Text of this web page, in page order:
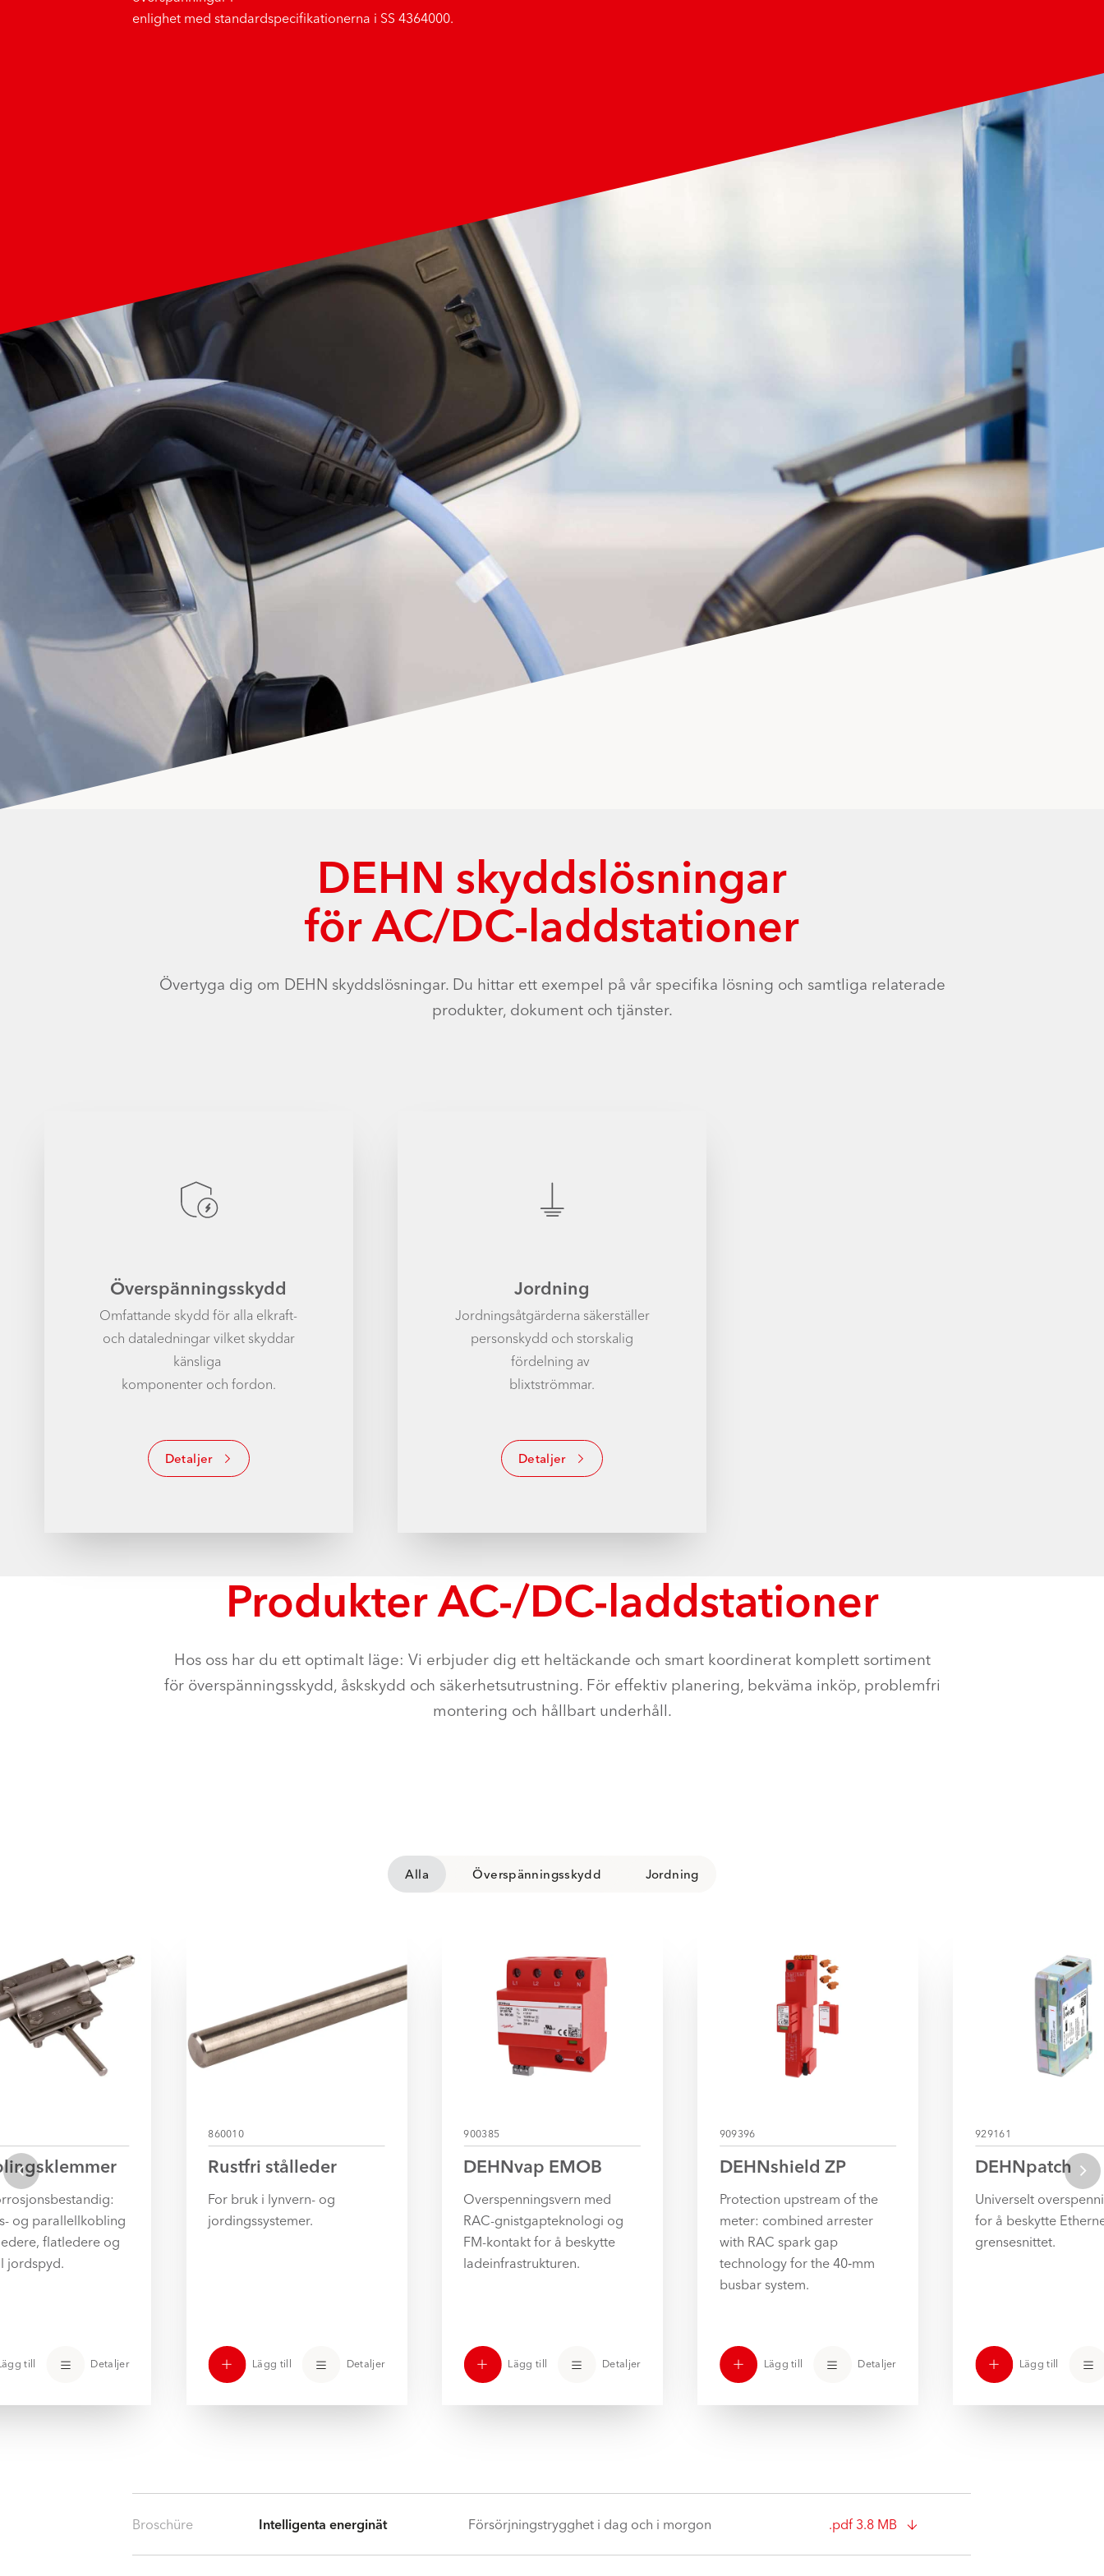
enlighet med standardspecifikationerna i SS 4364000.
DEHN skyddslösningar
för AC/DC-laddstationer
Övertyga dig om DEHN skyddslösningar. Du hittar ett exempel på vår specifika lösning och samtliga relaterade
produkter, dokument och tjänster.
Överspänningsskydd
Omfattande skydd för alla elkraft-
och dataledningar vilket skyddar
känsliga
komponenter och fordon.
Detaljer
Jordning
Jordningsåtgärderna säkerställer
personskydd och storskalig
fördelning av
blixtströmmar.
Detaljer
Produkter AC-/DC-laddstationer
Hos oss har du ett optimalt läge: Vi erbjuder dig ett heltäckande och smart koordinerat komplett sortiment
för överspänningsskydd, åskskydd och säkerhetsutrustning. För effektiv planering, bekväma inköp, problemfri
montering och hållbart underhåll.
Alla Överspänningsskydd Jordning
900385
DEHNvap EMOB
Overspenningsvern med
RAC-gnistgapteknologi og
FM-kontakt for å beskytte
ladeinfrastrukturen.
Lägg till Detaljer
909396
DEHNshield ZP
Protection upstream of the
meter: combined arrester
with RAC spark gap
technology for the 40‑mm
busbar system.
Lägg till Detaljer
929161
DEHNpatch
Universelt
for å beskytte
grensesnittet.
Lägg till
og parallellkobling
flatledere og
jordspyd.
till Detaljer
860010
Rustfri stålleder
For bruk i lynvern- og
jordingssystemer.
Lägg till Detaljer
Broschüre Intelligenta energinät Försörjningstrygghet i dag och i morgon .pdf 3.8 MB